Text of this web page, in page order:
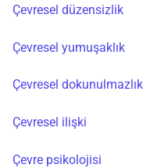
Çevresel düzensizlik
Çevresel yumuşaklık
Çevresel dokunulmazlık
Çevresel ilişki
Çevre psikolojisi